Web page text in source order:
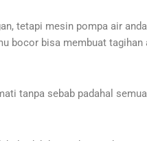
tetapi mesin pompa air
bocor bisa membuat
tanpa sebab padahal